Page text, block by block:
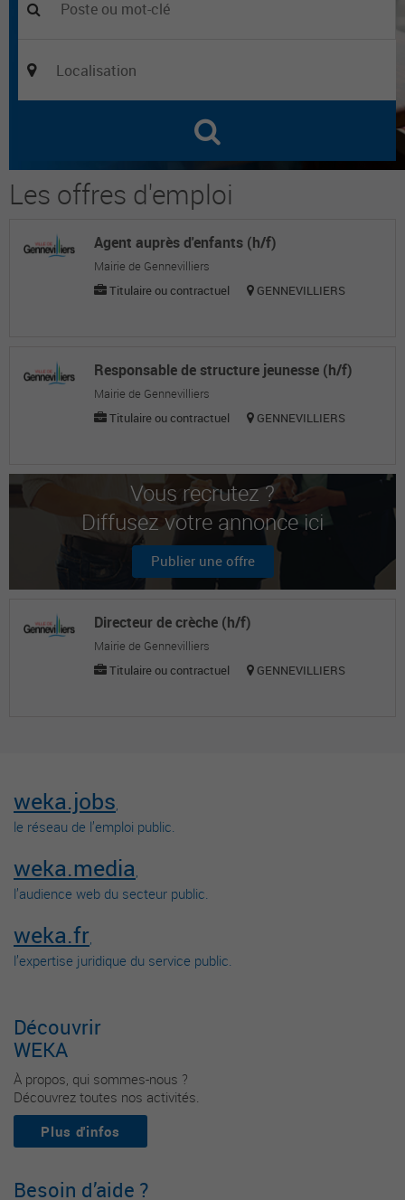
Les offres d'emploi
Agent auprès d'enfants (h/f)
Mairie de Gennevilliers
Titulaire ou contractuel
GENNEVILLIERS
Responsable de structure jeunesse (h/f)
Mairie de Gennevilliers
Titulaire ou contractuel
GENNEVILLIERS
Vous recrutez ?
Diffusez votre annonce ici
Publier une offre
Directeur de crèche (h/f)
Mairie de Gennevilliers
Titulaire ou contractuel
GENNEVILLIERS
weka.jobs,
le réseau de l’emploi public.
weka.media,
l’audience web du secteur public.
weka.fr,
l’expertise juridique du service public.
Découvrir
WEKA
À propos, qui sommes-nous ?
Découvrez toutes nos activités.
Plus d'infos
Besoin d’aide ?